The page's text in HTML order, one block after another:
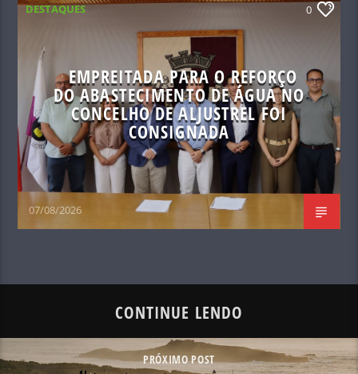
DESTAQUES 0
EMPREITADA PARA O REFORÇO
DO ABASTECIMENTO DE ÁGUA NO
CONCELHO DE ALJUSTREL FOI
CONSIGNADA
07/08/2026
CONTINUE LENDO
PRÓXIMO POST